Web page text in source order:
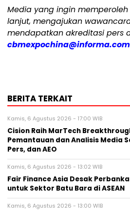
Media yang ingin
lanjut, mengajukan
mendapatkan akreditasi pers
cbmexpochina@informa.com
BERITA TERKAIT
Kamis, 6 Agustus 2026 - 17:00 WIB
Cision Raih MarTech
Pemantauan dan Analisis Media
Pers, dan AEO
Kamis, 6 Agustus 2026 - 13:02 WIB
Fair Finance Asia Desak
untuk Sektor Batu Bara di ASEAN
Kamis, 6 Agustus 2026 - 13:00 WIB